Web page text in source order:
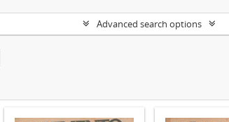
Advanced search options